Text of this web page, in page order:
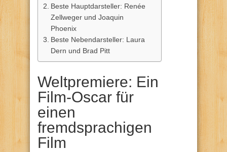
Beste Hauptdarsteller: Renée
Zellweger und Joaquin
Phoenix
Beste Nebendarsteller: Laura
Dern und Brad Pitt
Weltpremiere: Ein
Film-Oscar für
einen
fremdsprachigen
Film